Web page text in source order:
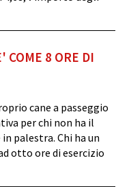
COME 8 ORE DI
cane a passeggio
per chi non ha il
palestra. Chi ha un
otto ore di esercizio